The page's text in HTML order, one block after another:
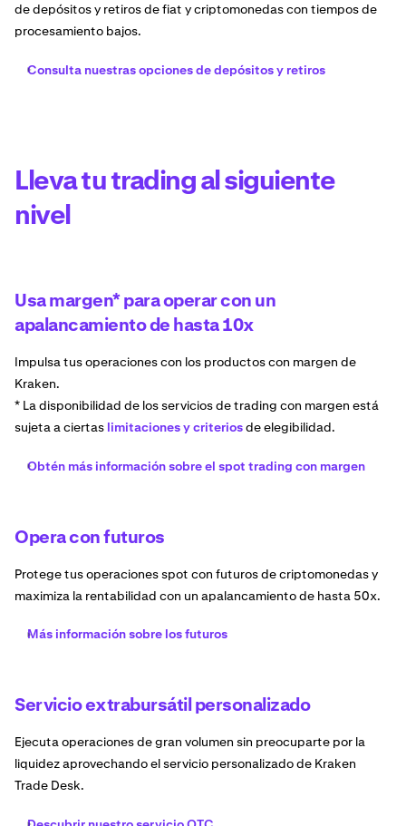
de depósitos y retiros de fiat y criptomonedas con tiempos de
procesamiento bajos.
Consulta nuestras opciones de depósitos y retiros
Lleva tu trading al siguiente
nivel
Usa margen* para operar con un
apalancamiento de hasta 10x
Impulsa tus operaciones con los productos con margen de
Kraken.
* La disponibilidad de los servicios de trading con margen está
sujeta a ciertas limitaciones y criteriosde elegibilidad.
Obtén más información sobre el spot trading con margen
Opera con futuros
Protege tus operaciones spot con futuros de criptomonedas y
maximiza la rentabilidad con un apalancamiento de hasta 50x.
Más información sobre los futuros
Servicio extrabursátil personalizado
Ejecuta operaciones de gran volumen sin preocuparte por la
liquidez aprovechando el servicio personalizado de Kraken
Trade Desk.